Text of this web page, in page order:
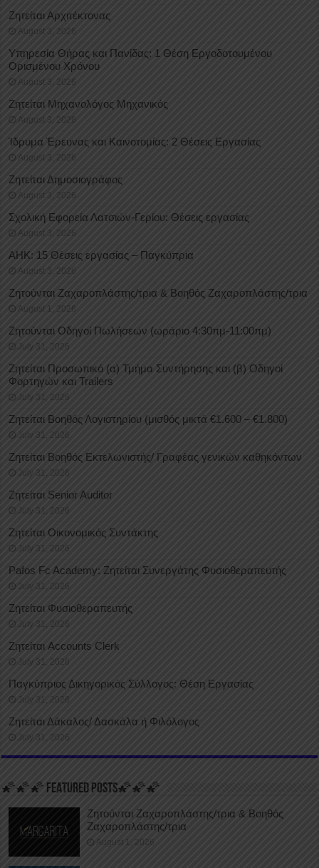
Ζητείται Αρχιτέκτονας
August 3, 2026
Υπηρεσία Θήρας και Πανίδας: 1 Θέση Eργοδοτουμένου
Oρισμένου Xρόνου
August 3, 2026
Ζητείται Μηχανολόγος Μηχανικός
August 3, 2026
Ίδρυμα Έρευνας και Καινοτομίας: 2 Θέσεις Εργασίας
August 3, 2026
Ζητείται Δημοσιογράφος
August 3, 2026
Σχολική Εφορεία Λατσιών-Γερίου: Θέσεις εργασίας
August 3, 2026
ΑΗΚ: 15 Θέσεις εργασίας – Παγκύπρια
August 3, 2026
Ζητούνται Ζαχαροπλάστης/τρια & Βοηθός Ζαχαροπλάστης/τρια
August 1, 2026
Ζητούνται Οδηγοί Πωλήσεων (ωράριο 4:30πμ-11:00πμ)
July 31, 2026
Ζητείται Προσωπικό (α) Τμήμα Συντήρησης και (β) Οδηγοί
Φορτηγών και Trailers
July 31, 2026
Ζητείται Βοηθός Λογιστηρίου (μισθός μικτά €1.600 – €1.800)
July 31, 2026
Ζητείται Βοηθός Εκτελωνιστής/ Γραφέας γενικών καθηκόντων
July 31, 2026
Ζητείται Senior Auditor
July 31, 2026
Ζητείται Οικονομικός Συντάκτης
July 31, 2026
Pafos Fc Academy: Ζητείται Συνεργάτης Φυσιοθεραπευτής
July 31, 2026
Ζητείται Φυσιοθεραπευτής
July 31, 2026
Ζητείται Accounts Clerk
July 31, 2026
Παγκύπριος Δικηγορικός Σύλλογος: Θέση Εργασίας
July 31, 2026
Ζητείται Δάκαλος/ Δασκάλα ή Φιλόλογος
July 31, 2026
🌠🌠🌠 FEATURED POSTS🌠🌠🌠
Ζητούνται Ζαχαροπλάστης/τρια & Βοηθός
Ζαχαροπλάστης/τρια
August 1, 2026